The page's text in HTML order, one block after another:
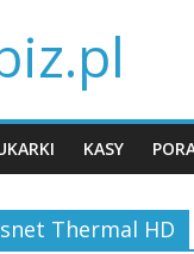
KASY
Thermal HD